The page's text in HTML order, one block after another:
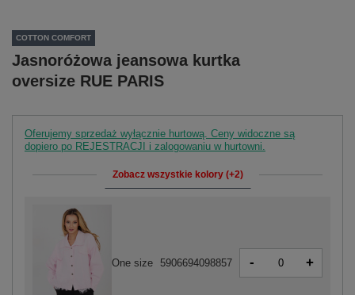
COTTON COMFORT
Jasnoróżowa jeansowa kurtka
oversize RUE PARIS
Oferujemy sprzedaż wyłącznie hurtową. Ceny widoczne są
dopiero po REJESTRACJI i zalogowaniu w hurtowni.
Zobacz wszystkie kolory (+2)
One size 5906694098857 - +